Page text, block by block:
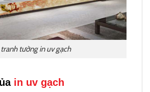
tranh tường in uv gạch
in uv gạch